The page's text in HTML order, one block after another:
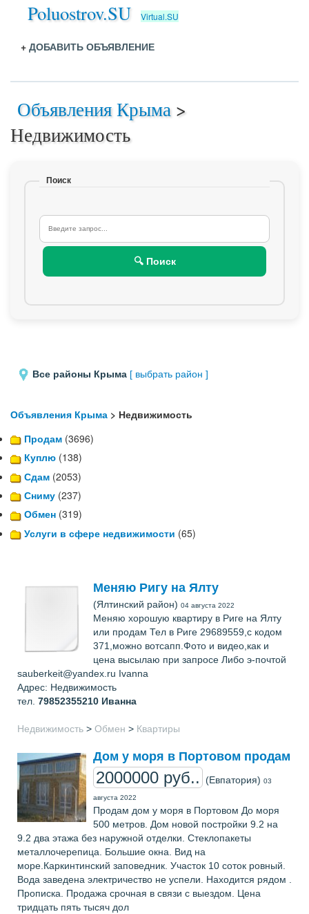
Poluostrov.SU Virtual.SU
+ ДОБАВИТЬ ОБЪЯВЛЕНИЕ
Объявления Крыма >
Недвижимость
Поиск
🔍 Поиск
Все районы Крыма [ выбрать район ]
Объявления Крыма > Недвижимость
Продам (3696)
Куплю (138)
Сдам (2053)
Сниму (237)
Обмен (319)
Услуги в сфере недвижимости (65)
Меняю Ригу на Ялту
(Ялтинский район) 04 августа 2022
Меняю хорошую квартиру в Риге на Ялту
или продам Тел в Риге 29689559,с кодом
371,можно вотсапп.Фото и видео,как и
цена высылаю при запросе Либо э-почтой
sauberkeit@yandex.ru Ivanna
Адрес: Недвижимость
тел. 79852355210 Иванна
Недвижимость > Обмен > Квартиры
Дом у моря в Портовом продам
2000000 руб.. (Евпатория) 03
августа 2022
Продам дом у моря в Портовом До моря
500 метров. Дом новой постройки 9.2 на
9.2 два этажа без наружной отделки. Стеклопакеты
металлочерепица. Большие окна. Вид на
море.Каркинтинский заповедник. Участок 10 соток ровный.
Вода заведена электричество не успели. Находится рядом .
Прописка. Продажа срочная в связи с выездом. Цена
тридцать пять тысяч дол